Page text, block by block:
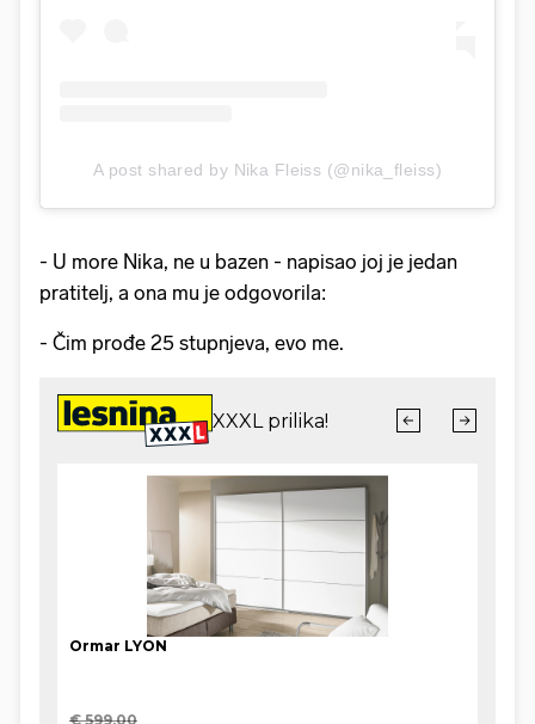
A post shared by Nika Fleiss (@nika_fleiss)
- U more Nika, ne u bazen - napisao joj je jedan
pratitelj, a ona mu je odgovorila:
- Čim prođe 25 stupnjeva, evo me.